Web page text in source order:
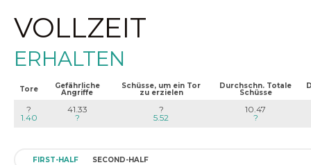
VOLLZEIT
ERHALTEN
Tore Gefährliche
Angriffe
Schüsse, um ein Tor
zu erzielen
Durchschn. Totale
Schüsse
?
1.40
41.33
?
?
5.52
10.47
?
FIRST-HALF SECOND-HALF